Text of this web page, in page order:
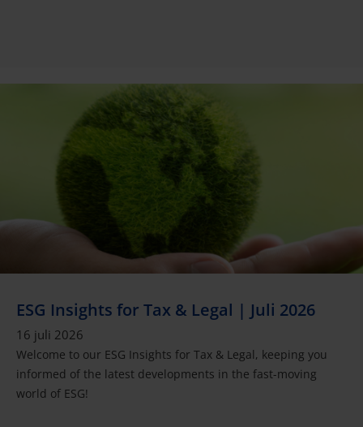
ESG Insights for Tax & Legal | Juli 2026
16 juli 2026
Welcome to our ESG Insights for Tax & Legal, keeping you
informed of the latest developments in the fast-moving
world of ESG!